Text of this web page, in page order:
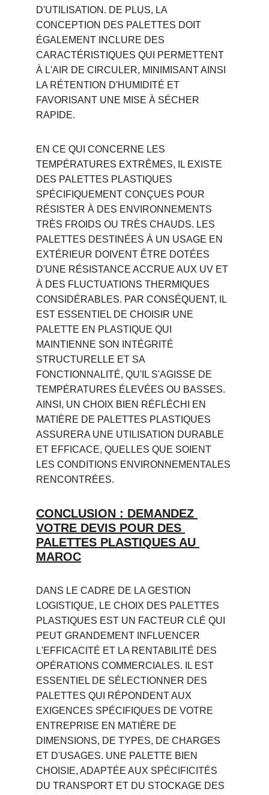
D'UTILISATION. DE PLUS, LA
CONCEPTION DES PALETTES DOIT
ÉGALEMENT INCLURE DES
CARACTÉRISTIQUES QUI PERMETTENT
À L'AIR DE CIRCULER, MINIMISANT AINSI
LA RÉTENTION D'HUMIDITÉ ET
FAVORISANT UNE MISE À SÉCHER
RAPIDE.
EN CE QUI CONCERNE LES
TEMPÉRATURES EXTRÊMES, IL EXISTE
DES PALETTES PLASTIQUES
SPÉCIFIQUEMENT CONÇUES POUR
RÉSISTER À DES ENVIRONNEMENTS
TRÈS FROIDS OU TRÈS CHAUDS. LES
PALETTES DESTINÉES À UN USAGE EN
EXTÉRIEUR DOIVENT ÊTRE DOTÉES
D'UNE RÉSISTANCE ACCRUE AUX UV ET
À DES FLUCTUATIONS THERMIQUES
CONSIDÉRABLES. PAR CONSÉQUENT, IL
EST ESSENTIEL DE CHOISIR UNE
PALETTE EN PLASTIQUE QUI
MAINTIENNE SON INTÉGRITÉ
STRUCTURELLE ET SA
FONCTIONNALITÉ, QU'IL S'AGISSE DE
TEMPÉRATURES ÉLEVÉES OU BASSES.
AINSI, UN CHOIX BIEN RÉFLÉCHI EN
MATIÈRE DE PALETTES PLASTIQUES
ASSURERA UNE UTILISATION DURABLE
ET EFFICACE, QUELLES QUE SOIENT
LES CONDITIONS ENVIRONNEMENTALES
RENCONTRÉES.
CONCLUSION : DEMANDEZ
VOTRE DEVIS POUR DES
PALETTES PLASTIQUES AU
MAROC
DANS LE CADRE DE LA GESTION
LOGISTIQUE, LE CHOIX DES PALETTES
PLASTIQUES EST UN FACTEUR CLÉ QUI
PEUT GRANDEMENT INFLUENCER
L'EFFICACITÉ ET LA RENTABILITÉ DES
OPÉRATIONS COMMERCIALES. IL EST
ESSENTIEL DE SÉLECTIONNER DES
PALETTES QUI RÉPONDENT AUX
EXIGENCES SPÉCIFIQUES DE VOTRE
ENTREPRISE EN MATIÈRE DE
DIMENSIONS, DE TYPES, DE CHARGES
ET D'USAGES. UNE PALETTE BIEN
CHOISIE, ADAPTÉE AUX SPÉCIFICITÉS
DU TRANSPORT ET DU STOCKAGE DES